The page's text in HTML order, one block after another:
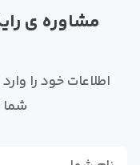
مشاوره ی
اطلاعات خود را